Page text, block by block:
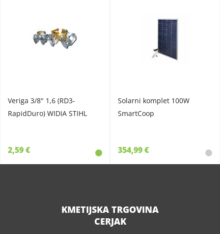
Veriga 3/8" 1,6 (RD3-
RapidDuro) WIDIA STIHL
2,59 €
Solarni komplet 100W
SmartCoop
354,99 €
KMETIJSKA TRGOVINA
CERJAK